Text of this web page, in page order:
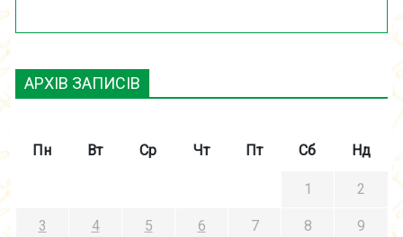
АРХІВ ЗАПИСІВ
Пн Вт Ср Чт Пт Сб Нд
1 2
3 4 5 6 7 8 9